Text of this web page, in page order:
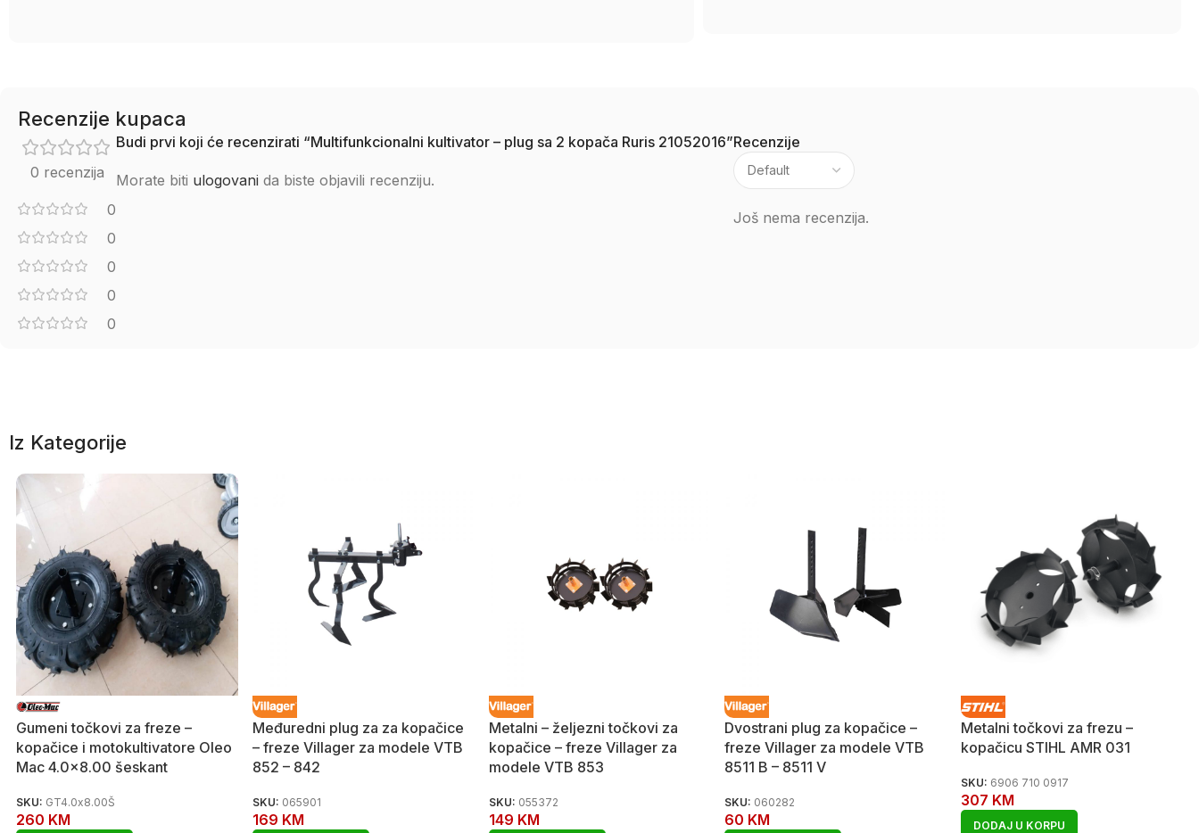
Recenzije kupaca
0 recenzija
0
0
0
0
0
Recenzije
Još nema recenzija.
Budi prvi koji će recenzirati “Multifunkcionalni kultivator – plug sa 2 kopača Ruris 21052016”
Morate biti ulogovani da biste objavili recenziju.
Iz Kategorije
Gumeni točkovi za freze –
kopačice i motokultivatore Oleo
Mac 4.0×8.00 šeskant
SKU: GT4.0x8.00Š
260 KM
Međuredni plug za za kopačice
– freze Villager za modele VTB
852 – 842
SKU: 065901
169 KM
Metalni – željezni točkovi za
kopačice – freze Villager za
modele VTB 853
SKU: 055372
149 KM
Dvostrani plug za kopačice –
freze Villager za modele VTB
8511 B – 8511 V
SKU: 060282
60 KM
Metalni točkovi za frezu –
kopačicu STIHL AMR 031
SKU: 6906 710 0917
307 KM
DODAJ U KORPU